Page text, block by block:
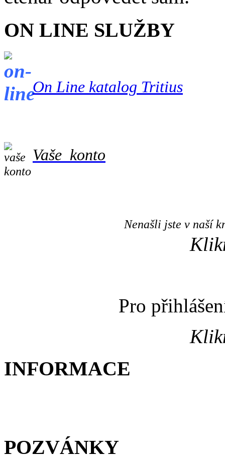
ON LINE SLUŽBY
On Line katalog Tritius
Vaše konto
Nenašli jste v naší
Pro
INFORMACE
POZVÁNKY